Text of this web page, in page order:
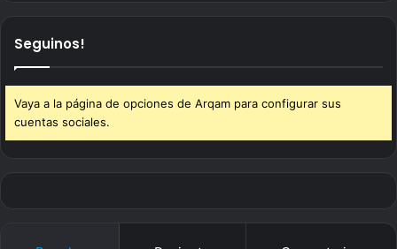
Seguinos!
Vaya a la página de opciones de Arqam para configurar sus
cuentas sociales.